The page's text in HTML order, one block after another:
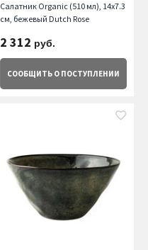
Салатник Organic (510 мл), 14х7.3
см, бежевый Dutch Rose
2 312 руб.
СООБЩИТЬ О ПОСТУПЛЕНИИ